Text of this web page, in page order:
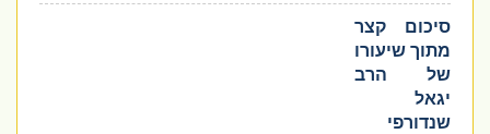
סיכום קצר
מתוך שיעורו
של הרב
יגאל
שנדורפי